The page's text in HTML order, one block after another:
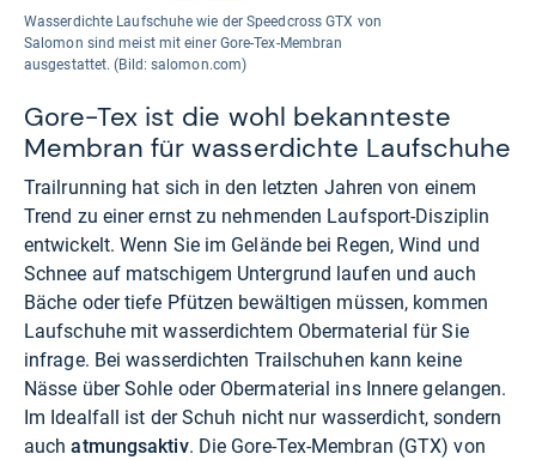
Wasserdichte Laufschuhe wie der Speedcross GTX von
Salomon sind meist mit einer Gore-Tex-Membran
ausgestattet. (Bild: salomon.com)
Gore-Tex ist die wohl bekannteste
Membran für wasserdichte Laufschuhe
Trailrunning hat sich in den letzten Jahren von einem
Trend zu einer ernst zu nehmenden Laufsport-Disziplin
entwickelt. Wenn Sie im Gelände bei Regen, Wind und
Schnee auf matschigem Untergrund laufen und auch
Bäche oder tiefe Pfützen bewältigen müssen, kommen
Laufschuhe mit wasserdichtem Obermaterial für Sie
infrage. Bei wasserdichten Trailschuhen kann keine
Nässe über Sohle oder Obermaterial ins Innere gelangen.
Im Idealfall ist der Schuh nicht nur wasserdicht, sondern
auchatmungsaktiv. Die Gore-Tex-Membran (GTX) von